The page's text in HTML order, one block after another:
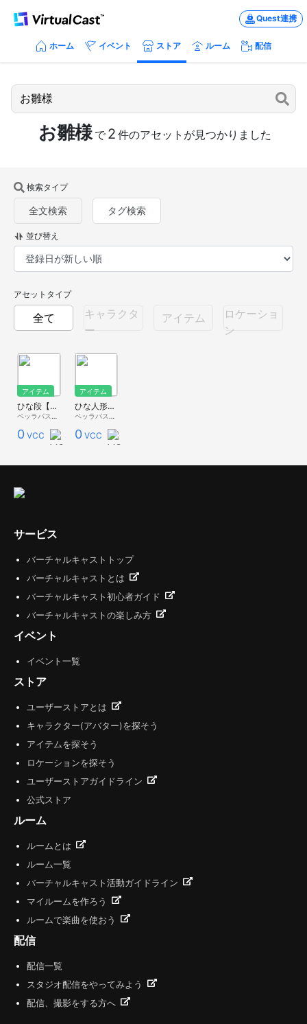
Quest連携
ホーム イベント ストア ルーム 配信
お雛様 で 2 件のアセットが見つかりました
検索タイプ
全文検索 タグ検索
並び替え
アセットタイプ
全て
キャラクタ
ー
アイテム
ロケーショ
ン
アイテム
ひな段【ベッラ家具】
0 VCC
アイテム
ひな人形【ベッラ家具】
0 VCC
サービス
バーチャルキャストトップ
バーチャルキャストとは
バーチャルキャスト初心者ガイド
バーチャルキャストの楽しみ方
イベント
イベント一覧
ストア
ユーザーストアとは
キャラクター(アバター)を探そう
アイテムを探そう
ロケーションを探そう
ユーザーストアガイドライン
公式ストア
ルーム
ルームとは
ルーム一覧
バーチャルキャスト活動ガイドライン
マイルームを作ろう
ルームで楽曲を使おう
配信
配信一覧
スタジオ配信をやってみよう
配信、撮影をする方へ